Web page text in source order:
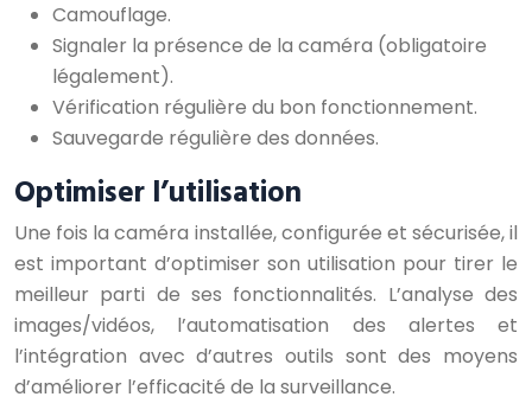
Camouflage.
Signaler la présence de la caméra (obligatoire
légalement).
Vérification régulière du bon fonctionnement.
Sauvegarde régulière des données.
Optimiser l’utilisation
Une fois la caméra installée, configurée et sécurisée, il
est important d’optimiser son utilisation pour tirer le
meilleur parti de ses fonctionnalités. L’analyse des
images/vidéos, l’automatisation des alertes et
l’intégration avec d’autres outils sont des moyens
d’améliorer l’efficacité de la surveillance.